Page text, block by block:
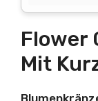
Flower
Mit